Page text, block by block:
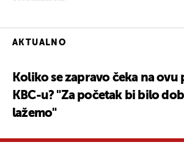
AKTUALNO
Koliko se zapravo čeka na ovu
KBC-u? "Za početak bi bilo
lažemo"